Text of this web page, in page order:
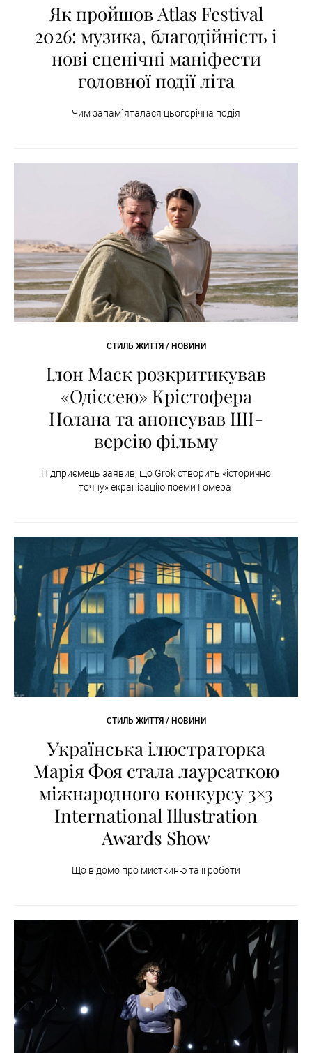
Як пройшов Atlas Festival
2026: музика, благодійність і
нові сценічні маніфести
головної події літа
Чим запам`яталася цьогорічна подія
СТИЛЬ ЖИТТЯ / НОВИНИ
Ілон Маск розкритикував
«Одіссею» Крістофера
Нолана та анонсував ШІ-
версію фільму
Підприємець заявив, що Grok створить «історично
точну» екранізацію поеми Гомера
СТИЛЬ ЖИТТЯ / НОВИНИ
Українська ілюстраторка
Марія Фоя стала лауреаткою
міжнародного конкурсу 3×3
International Illustration
Awards Show
Що відомо про мисткиню та її роботи